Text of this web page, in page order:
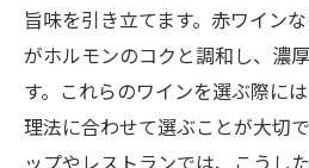
旨味を引き立てます。赤ワイン
がホルモンのコクと調和し、濃
す。これらのワインを選ぶ際に
理法に合わせて選ぶことが大切